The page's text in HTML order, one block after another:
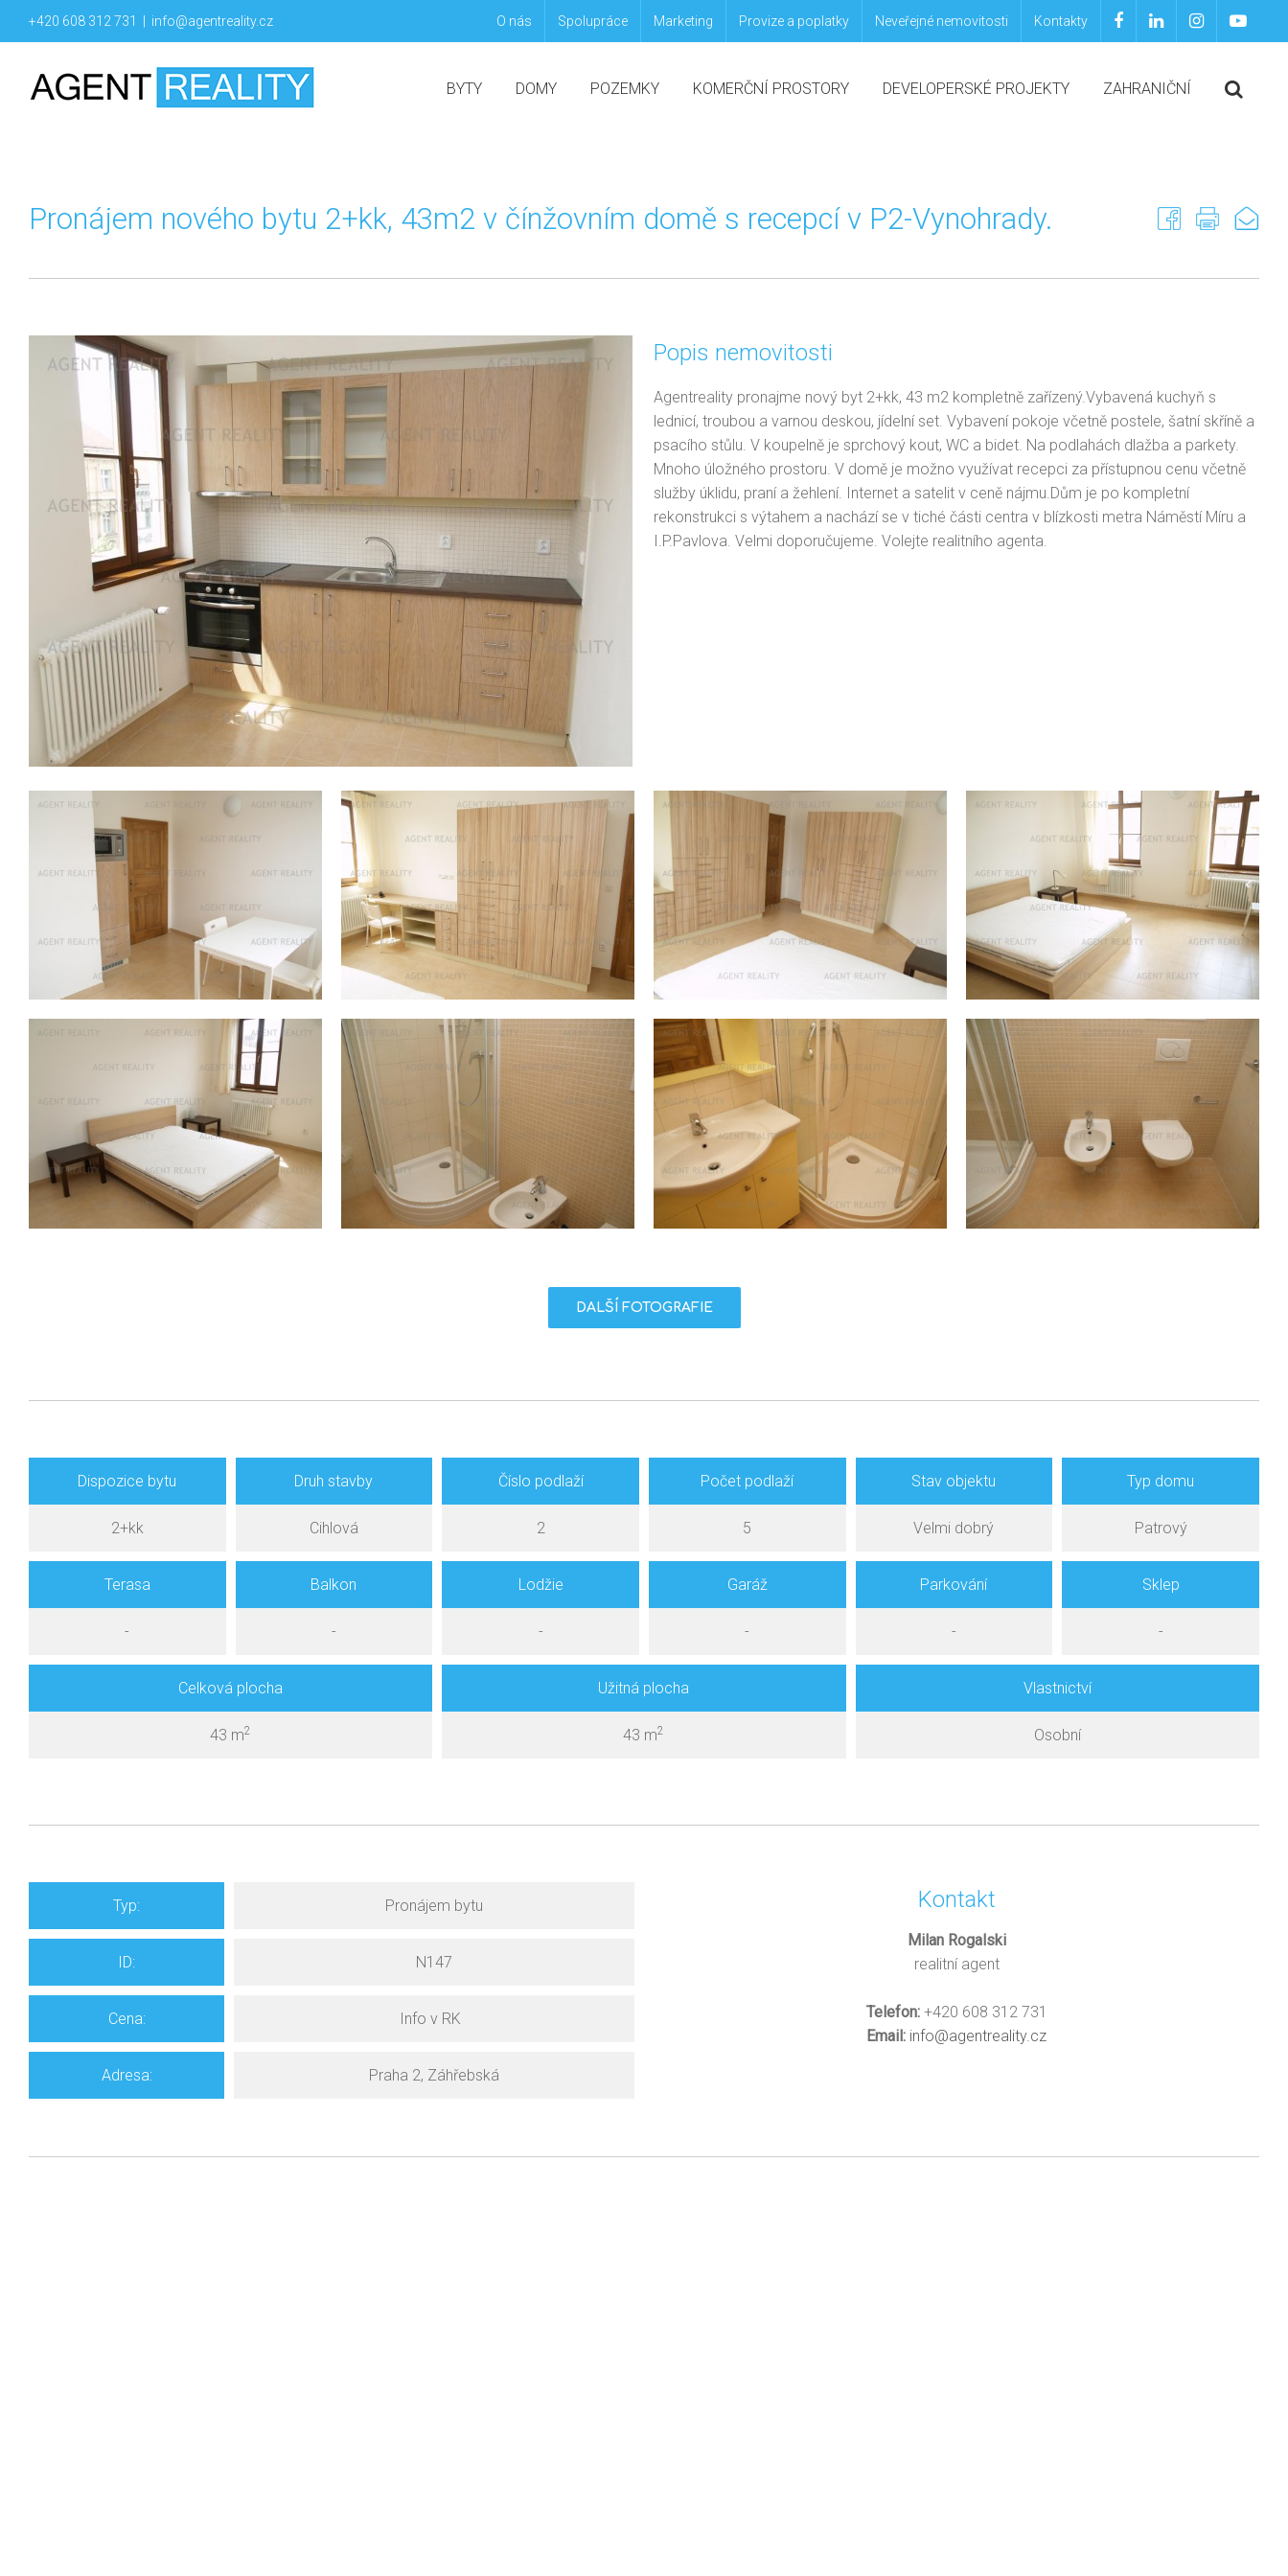
+420 608 312 731 info@agentreality.cz O nás Spolupráce Marketing Provize a poplatky Neveřejné nemovitosti Kontakty
BYTY DOMY POZEMKY KOMERČNÍ PROSTORY DEVELOPERSKÉ PROJEKTY ZAHRANIČNÍ
Pronájem nového bytu 2+kk, 43m2 v čínžovním domě s recepcí v P2-Vynohrady.
Popis nemovitosti
Agentreality pronajme nový byt 2+kk, 43 m2 kompletně zařízený.Vybavená kuchyň s
lednicí, troubou a varnou deskou, jídelní set. Vybavení pokoje včetně postele, šatní skříně a
psacího stůlu. V koupelně je sprchový kout, WC a bidet. Na podlahách dlažba a parkety.
Mnoho úložného prostoru. V domě je možno využívat recepci za přístupnou cenu včetně
služby úklidu, praní a žehlení. Internet a satelit v ceně nájmu.Dům je po kompletní
rekonstrukci s výtahem a nachází se v tiché části centra v blízkosti metra Náměstí Míru a
I.P.Pavlova. Velmi doporučujeme. Volejte realitního agenta.
DALŠÍ FOTOGRAFIE
Dispozice bytu
2+kk
Druh stavby
Cihlová
Číslo podlaží
2
Počet podlaží
5
Stav objektu
Velmi dobrý
Typ domu
Patrový
Terasa
-
Balkon
-
Lodžie
-
Garáž
-
Parkování
-
Sklep
-
Celková plocha
43 m2
Užitná plocha
43 m2
Vlastnictví
Osobní
Typ: Pronájem bytu
ID: N147
Cena: Info v RK
Adresa: Praha 2, Záhřebská
Kontakt
Milan Rogalski
realitní agent
Telefon:+420 608 312 731
Email: info@agentreality.cz